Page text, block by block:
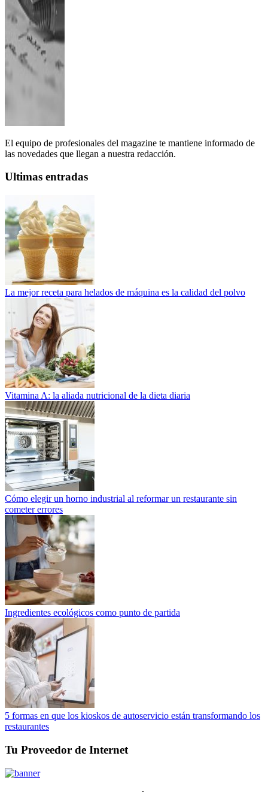
El equipo de profesionales del magazine te mantiene informado de
las novedades que llegan a nuestra redacción.
Ultimas entradas
La mejor receta para helados de máquina es la calidad del polvo
Vitamina A: la aliada nutricional de la dieta diaria
Cómo elegir un horno industrial al reformar un restaurante sin
cometer errores
Ingredientes ecológicos como punto de partida
5 formas en que los kioskos de autoservicio están transformando los
restaurantes
Tu Proveedor de Internet